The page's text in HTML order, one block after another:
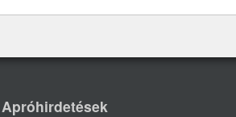
Apróhirdetések